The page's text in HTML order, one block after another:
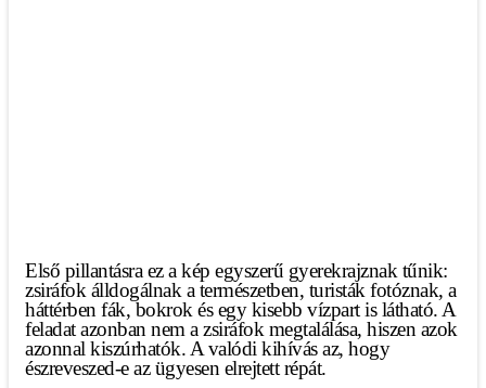
Első pillantásra ez a kép egyszerű gyerekrajznak tűnik:
zsiráfok álldogálnak a természetben, turisták fotóznak, a
háttérben fák, bokrok és egy kisebb vízpart is látható. A
feladat azonban nem a zsiráfok megtalálása, hiszen azok
azonnal kiszúrhatók. A valódi kihívás az, hogy
észreveszed-e az ügyesen elrejtett répát.